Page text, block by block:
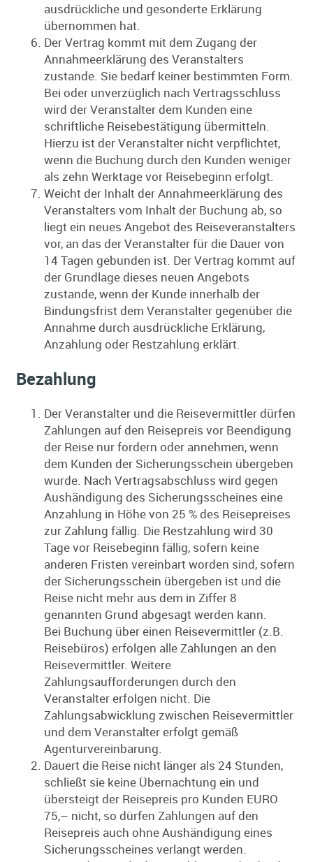
ausdrückliche und gesonderte Erklärung
übernommen hat.
Der Vertrag kommt mit dem Zugang der
Annahmeerklärung des Veranstalters
zustande. Sie bedarf keiner bestimmten Form.
Bei oder unverzüglich nach Vertragsschluss
wird der Veranstalter dem Kunden eine
schriftliche Reisebestätigung übermitteln.
Hierzu ist der Veranstalter nicht verpflichtet,
wenn die Buchung durch den Kunden weniger
als zehn Werktage vor Reisebeginn erfolgt.
Weicht der Inhalt der Annahmeerklärung des
Veranstalters vom Inhalt der Buchung ab, so
liegt ein neues Angebot des Reiseveranstalters
vor, an das der Veranstalter für die Dauer von
14 Tagen gebunden ist. Der Vertrag kommt auf
der Grundlage dieses neuen Angebots
zustande, wenn der Kunde innerhalb der
Bindungsfrist dem Veranstalter gegenüber die
Annahme durch ausdrückliche Erklärung,
Anzahlung oder Restzahlung erklärt.
Bezahlung
Der Veranstalter und die Reisevermittler dürfen
Zahlungen auf den Reisepreis vor Beendigung
der Reise nur fordern oder annehmen, wenn
dem Kunden der Sicherungsschein übergeben
wurde. Nach Vertragsabschluss wird gegen
Aushändigung des Sicherungsscheines eine
Anzahlung in Höhe von 25 % des Reisepreises
zur Zahlung fällig. Die Restzahlung wird 30
Tage vor Reisebeginn fällig, sofern keine
anderen Fristen vereinbart worden sind, sofern
der Sicherungsschein übergeben ist und die
Reise nicht mehr aus dem in Ziffer 8
genannten Grund abgesagt werden kann.
Bei Buchung über einen Reisevermittler (z.B.
Reisebüros) erfolgen alle Zahlungen an den
Reisevermittler. Weitere
Zahlungsaufforderungen durch den
Veranstalter erfolgen nicht. Die
Zahlungsabwicklung zwischen Reisevermittler
und dem Veranstalter erfolgt gemäß
Agenturvereinbarung.
Dauert die Reise nicht länger als 24 Stunden,
schließt sie keine Übernachtung ein und
übersteigt der Reisepreis pro Kunden EURO
75,– nicht, so dürfen Zahlungen auf den
Reisepreis auch ohne Aushändigung eines
Sicherungsscheines verlangt werden.